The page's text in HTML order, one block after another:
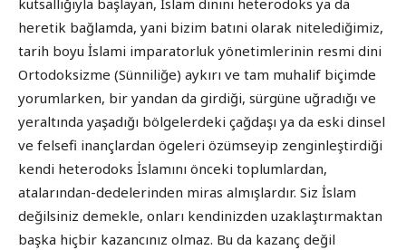
kutsallığıyla başlayan, İslam dinini heterodoks ya da
heretik bağlamda, yani bizim batıni olarak nitelediğimiz,
tarih boyu İslami imparatorluk yönetimlerinin resmi dini
Ortodoksizme (Sünniliğe) aykırı ve tam muhalif biçimde
yorumlarken, bir yandan da girdiği, sürgüne uğradığı ve
yeraltında yaşadığı bölgelerdeki çağdaşı ya da eski dinsel
ve felsefi inançlardan ögeleri özümseyip zenginleştirdiği
kendi heterodoks İslamını önceki toplumlardan,
atalarından-dedelerinden miras almışlardır. Siz İslam
değilsiniz demekle, onları kendinizden uzaklaştırmaktan
başka hiçbir kazancınız olmaz. Bu da kazanç değil